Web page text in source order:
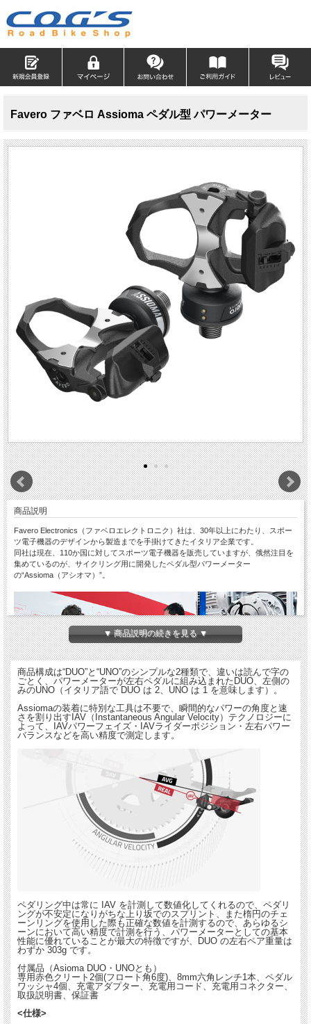
Favero ファベロ Assioma ペダル型 パワーメーター
商品説明
Favero Electronics（ファベロエレクトロニク）社は、30年以上にわたり、スポー
ツ電子機器のデザインから製造までを手掛けてきたイタリア企業です。
同社は現在、110か国に対してスポーツ電子機器を販売していますが、俄然注目を
集めているのが、サイクリング用に開発したペダル型パワーメーター
の“Assioma（アシオマ）”。
▼ 商品説明の続きを見る ▼
商品構成は“DUO”と“UNO”のシンプルな2種類で、違いは読んで字の
ごとく、パワーメーターが左右ペダルに組み込まれたDUO、左側の
みのUNO（イタリア語で DUO は 2、UNO は 1 を意味します）。
Assiomaの装着に特別な工具は不要で、瞬間的なパワーの角度と速
さを割り出すIAV（Instantaneous Angular Velocity）テクノロジーに
よって、IAVパワーフェイズ・IAVライダーポジション・左右パワー
バランスなどを高い精度で測定します。
ペダリング中は常に IAV を計測して数値化してくれるので、ペダリ
ングが不安定になりがちな上り坂でのスプリント、また楕円のチェ
ーンリングを使用した際も正確な数値を計測するので、あらゆるシ
ーンにおいて高い精度で計測を行う、パワーメーターとしての基本
性能に優れていることが最大の特徴ですが、DUO の左右ペア重量は
わずか 303g です。
付属品（Asioma DUO・UNOとも）
専用赤色クリート2個(フロート角6度)、8mm六角レンチ1本、ペダル
ワッシャ4個、充電アダプター、充電用コード、充電用コネクター、
取扱説明書、保証書
<仕様>